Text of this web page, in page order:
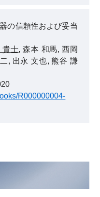
の信頼性および妥当
貴士, 森本 和馬, 西岡
, 出永 文也, 熊谷 謙
R000000004-